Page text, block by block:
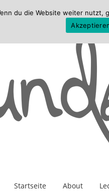
Startseite About
du die Website weiter